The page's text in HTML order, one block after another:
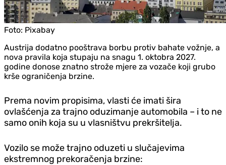
Foto: Pixabay
Austrija dodatno pooštrava borbu protiv bahate vožnje, a
nova pravila koja stupaju na snagu 1. oktobra 2027.
godine donose znatno strože mjere za vozače koji grubo
krše ograničenja brzine.
Prema novim propisima, vlasti će imati šira
ovlašćenja za trajno oduzimanje automobila – i to ne
samo onih koja su u vlasništvu prekršitelja.
Vozilo se može trajno oduzeti u slučajevima
ekstremnog prekoračenja brzine: